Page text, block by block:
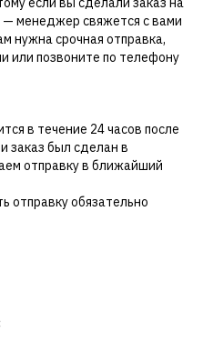
менеджер свяжется с вами
нужна срочная отправка,
или позвоните по телефону
в течение 24 часов после
заказ был сделан в
отправку в ближайший
отправку обязательно